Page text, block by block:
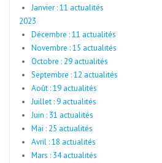
Janvier : 11 actualités
2023
Décembre : 11 actualités
Novembre : 15 actualités
Octobre : 29 actualités
Septembre : 12 actualités
Août : 19 actualités
Juillet : 9 actualités
Juin : 31 actualités
Mai : 25 actualités
Avril : 18 actualités
Mars : 34 actualités